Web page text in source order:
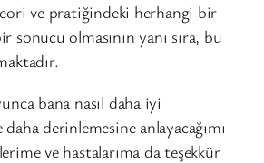
ve pratiğindeki herhangi bir
sonucu olmasının yanı sıra, bu
bana nasıl daha iyi
derinlemesine anlayacağımı
ve hastalarıma da teşekkür